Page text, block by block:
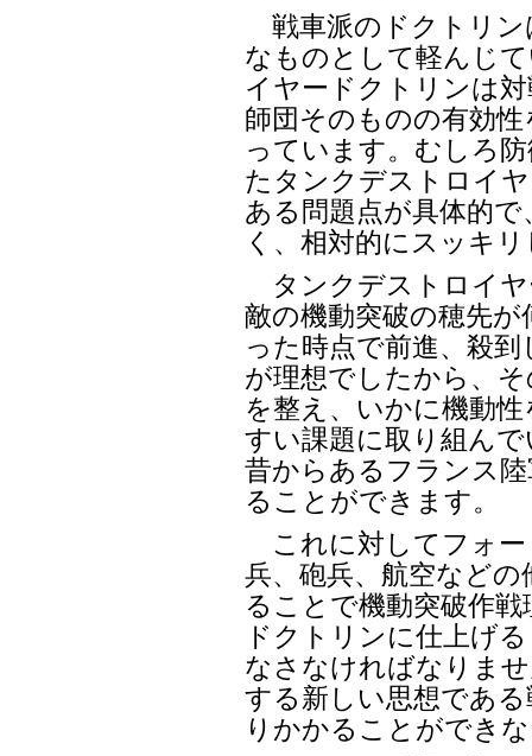
戦車派のドクトリン
なものとして軽んじ
イヤードクトリンは
師団そのものの有効
っています。むしろ
たタンクデストロイ
ある問題点が具体的
く、相対的にスッキ
タンクデストロイヤ
敵の機動突破の穂先
った時点で前進、殺
が理想でしたから、
を整え、いかに機動
すい課題に取り組ん
昔からあるフランス
ることができます。
これに対してフォー
兵、砲兵、航空など
ることで機動突破作
ドクトリンに仕上げ
なさなければなりま
する新しい思想であ
りかかることができ